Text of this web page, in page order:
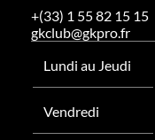
+(33) 1 55 82 15 15
gkclub@gkpro.fr
Lundi au Jeudi
Vendredi